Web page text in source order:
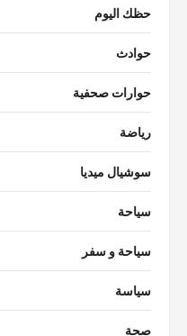
حظك اليوم
حوادث
حوارات صحفية
رياضة
سوشيال ميديا
سياحة
سياحة و سفر
سياسة
صحة